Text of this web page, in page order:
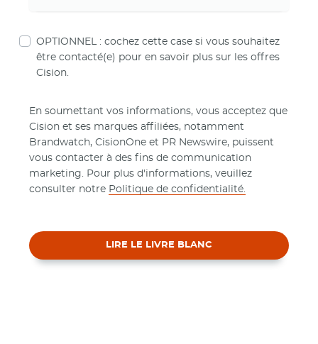
OPTIONNEL : cochez cette case si vous souhaitez
être contacté(e) pour en savoir plus sur les offres
Cision.
En soumettant vos informations, vous acceptez que
Cision et ses marques affiliées, notamment
Brandwatch, CisionOne et PR Newswire, puissent
vous contacter à des fins de communication
marketing. Pour plus d'informations, veuillez
consulter notre Politique de confidentialité.
LIRE LE LIVRE BLANC